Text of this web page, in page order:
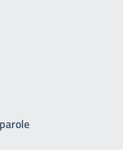
parole